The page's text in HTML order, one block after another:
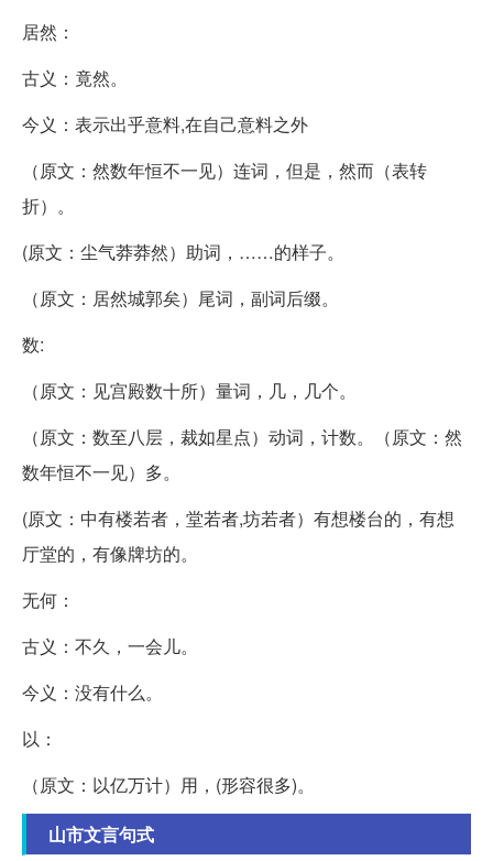
居然：
古义：竟然。
今义：表示出乎意料,在自己意料之外
（原文：然数年恒不一见）连词，但是，然而（表转
折）。
(原文：尘气莽莽然）助词，……的样子。
（原文：居然城郭矣）尾词，副词后缀。
数:
（原文：见宫殿数十所）量词，几，几个。
（原文：数至八层，裁如星点）动词，计数。（原文：然
数年恒不一见）多。
(原文：中有楼若者，堂若者,坊若者）有想楼台的，有想
厅堂的，有像牌坊的。
无何：
古义：不久，一会儿。
今义：没有什么。
以：
（原文：以亿万计）用，(形容很多)。
山市文言句式